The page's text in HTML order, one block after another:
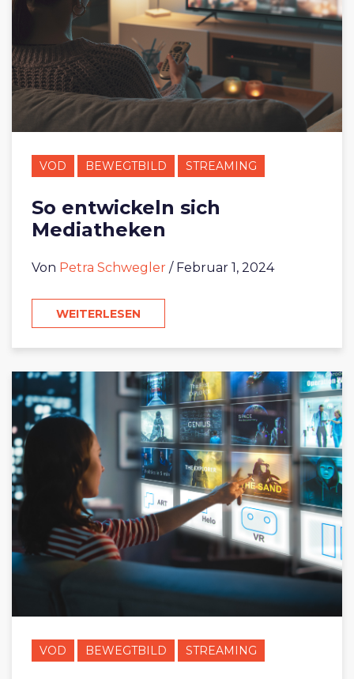
VOD BEWEGTBILD STREAMING
So entwickeln sich
Mediatheken
Von Petra Schwegler / Februar 1, 2024
WEITERLESEN
VOD BEWEGTBILD STREAMING